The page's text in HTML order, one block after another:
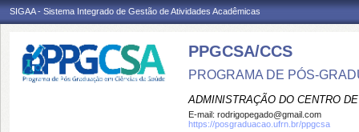
SIGAA - Sistema Integrado de Gestão de Atividades Acadêmicas
PPGCSA/CCS
PROGRAMA DE PÓS-
ADMINISTRAÇÃO DO CENTRO
E-mail: rodrigopegado@gmail.com
https://posgraduacao.ufrn.br/ppgcsa